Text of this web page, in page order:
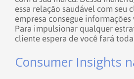
essa relação saudável com seu
empresa consegue
Para impulsionar qualquer
cliente espera de você fará
Consumer Insights